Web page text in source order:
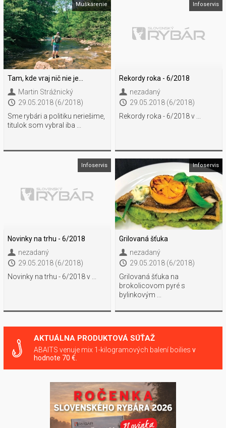
Muškárenie
Tam, kde vraj nič nie je…
Martin Strážnický
29.05.2018 (6/2018)
Sme rybári a politiku neriešime,
titulok som vybral iba ...
Infoservis
Rekordy roka - 6/2018
nezadaný
29.05.2018 (6/2018)
Rekordy roka - 6/2018 v ...
Infoservis
Novinky na trhu - 6/2018
nezadaný
29.05.2018 (6/2018)
Novinky na trhu - 6/2018 v ...
Infoservis
Grilovaná šťuka
nezadaný
29.05.2018 (6/2018)
Grilovaná šťuka na
brokolicovom pyré s
bylinkovým ...
AKTUÁLNA PRODUKTOVÁ SÚŤAŽ
ABAITS venuje mix 1-kilogramových balení boilies v
hodnote 70 €.